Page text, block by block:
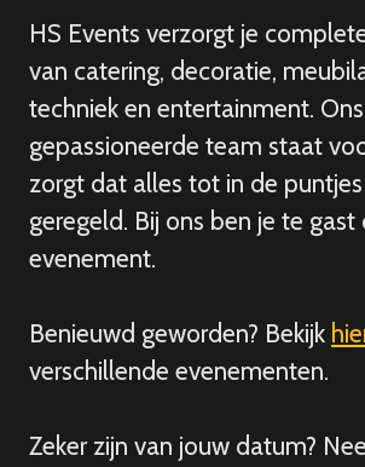
HS Events verzorgt je
van catering, decoratie,
techniek en entertainment. Ons
gepassioneerde team staat
zorgt dat alles tot in de
geregeld. Bij ons ben je te gast
evenement.
Benieuwd geworden? Bekijk
verschillende evenementen.
Zeker zijn van jouw datum?